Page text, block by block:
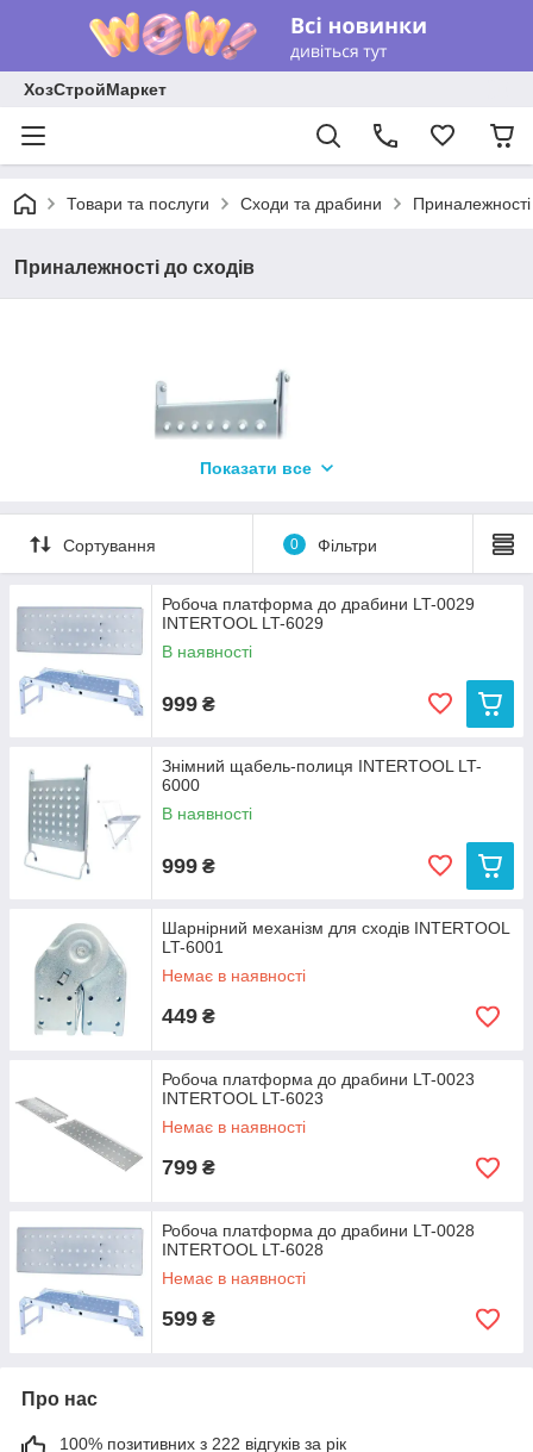
ХозСтройМаркет
Товари та послуги Сходи та драбини Приналежності
Приналежності до сходів
У цьому розділі інтернет-магазину "ХозСтройМаркет"
розташоване додаткове обладнання (чи належності) до
До додаткових інструментів відносять:
Знімну щабель-полку (служить для встановлення або
закріплення робочих матеріалів чи інструментів);
Робочу платформу-місток на сходи-трансформер;
Шарнірний механізм для сходів трансформерів.
безпечна і зручна робота, а також підвищується
функціональність сходів.
Показати все
Сортування 0 Фільтри
Робоча платформа до драбини LT-0029
INTERTOOL LT-6029
В наявності
999 ₴
Знімний щабель-полиця INTERTOOL LT-
6000
В наявності
999 ₴
Шарнірний механізм для сходів INTERTOOL
LT-6001
Немає в наявності
449 ₴
Робоча платформа до драбини LT-0023
INTERTOOL LT-6023
Немає в наявності
799 ₴
Робоча платформа до драбини LT-0028
INTERTOOL LT-6028
Немає в наявності
599 ₴
Про нас
100% позитивних з 222 відгуків за рік